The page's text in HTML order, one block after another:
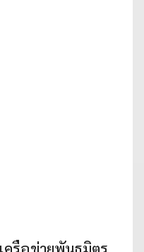
ครือข่ายพันธมิตร